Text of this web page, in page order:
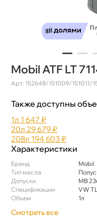
Mobil ATF LT
Арт: 152648/151009/151011/
Также доступны
1л 1 647 ₽
20л 29 679 ₽
208л 194 603 ₽
Характеристики
Бренд
Mobil
Тип масла
Допуски
MB
Спецификации
VW
Объем
1л
Смотреть все